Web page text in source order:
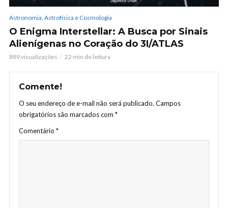
Astronomia, Astrofísica e Cosmologia
O Enigma Interstellar: A Busca por Sinais
Alienígenas no Coração do 3I/ATLAS
889 visualizações 22 min de leitura
Comente!
O seu endereço de e-mail não será publicado. Campos
obrigatórios são marcados com *
Comentário *